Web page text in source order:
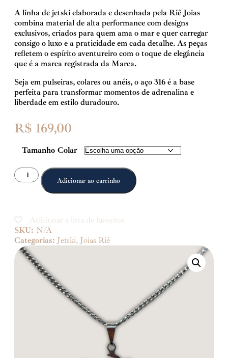
A linha de jetski elaborada e desenhada pela Riê Joias
combina material de alta performance com designs
exclusivos, criados para quem ama o mar e quer carregar
consigo o luxo e a praticidade em cada detalhe. As peças
refletem o espírito aventureiro com o toque de elegância
que é a marca registrada da Marca.
Seja em pulseiras, colares ou anéis, o aço 316 é a base
perfeita para transformar momentos de adrenalina e
liberdade em estilo duradouro.
R$ 169,00
Tamanho Colar
Adicionar ao carrinho
Adicionar a lista de favoritos
SKU: N/A
Categorias: Jetski, Joias Riê